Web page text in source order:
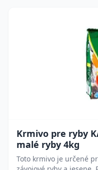
Krmivo pre ryby
malé ryby 4kg
Toto krmivo je určené